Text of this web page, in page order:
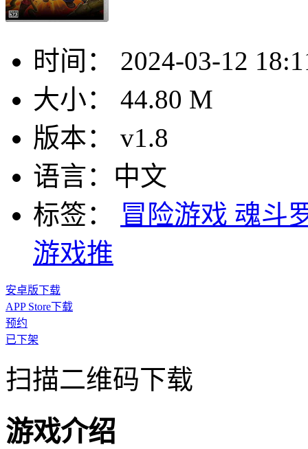
时间：
2024-03-12
大小：
44.80 M
版本：
v1.8
语言： 中文
标签：
冒险游戏 魂斗
游戏推
安卓版下载
APP Store下载
预约
已下架
扫描二维码下载
游戏介绍